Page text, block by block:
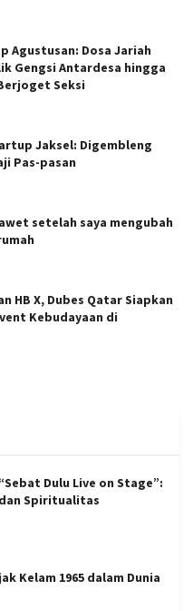
Agustusan: Dosa Jariah
Gengsi Antardesa hingga
Seksi
Jaksel: Digembleng
Pas-pasan
setelah saya mengubah
HB X, Dubes Qatar Siapkan
Kebudayaan di
Dulu Live on Stage”:
Spiritualitas
Kelam 1965 dalam Dunia